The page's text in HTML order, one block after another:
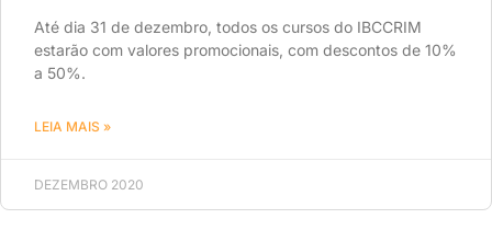
Até dia 31 de dezembro, todos os cursos do IBCCRIM
estarão com valores promocionais, com descontos de 10%
a 50%.
LEIA MAIS »
DEZEMBRO 2020